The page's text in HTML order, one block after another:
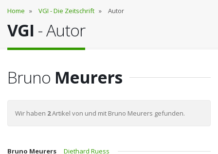
Home » VGI - Die Zeitschrift » Autor
VGI - Autor
Bruno Meurers
Wir haben 2Artikel von und mit Bruno Meurers gefunden.
Bruno Meurers Diethard Ruess